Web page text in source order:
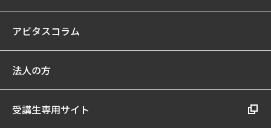
アビタスコラム
法人の方
受講生専用サイト